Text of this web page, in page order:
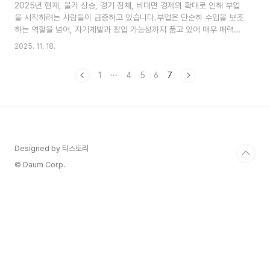
10분의 습관도 1년이면 60시간, 100시간을 넘깁니다.꾸준함은 복리
처럼 쌓이는 힘입니다.✅ 자존감과 연결된다계획을 실행하고 지켜냈을
때,“나는 해냈다”는 감각이 자존..
2025년 현재, 물가 상승, 경기 침체, 비대면 경제의 확대로 인해 부업
을 시작하려는 사람들이 급증하고 있습니다.부업은 단순히 수입을 보조
하는 역할을 넘어, 자기계발과 창업 가능성까지 품고 있어 매우 매력적
인 선택지로 떠오르고 있습니다.이 글에서는 직장인, 주부, 대학생 모두
다.부업을 시작하기 전 체크리스트✅ 하루 투자 가능한 시간은?✅ 내가
2025. 11. 18.
1 ··· 4 5 6 7
Designed by 티스토리
© Daum Corp.